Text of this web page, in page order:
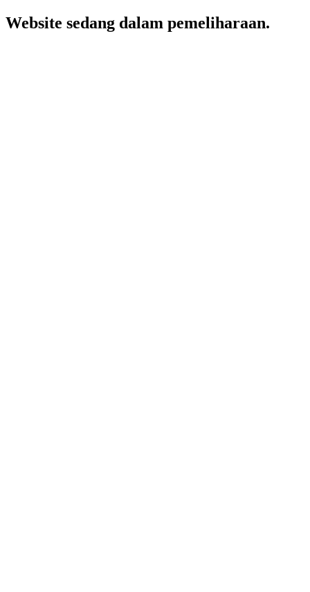
Website sedang dalam pemeliharaan.